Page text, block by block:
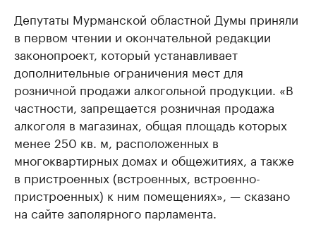
Депутаты Мурманской областной Думы приняли
в первом чтении и окончательной редакции
законопроект, который устанавливает
дополнительные ограничения мест для
розничной продажи алкогольной продукции. «В
частности, запрещается розничная продажа
алкоголя в магазинах, общая площадь которых
менее 250 кв. м, расположенных в
многоквартирных домах и общежитиях, а также
в пристроенных (встроенных, встроенно-
пристроенных) к ним помещениях», — сказано
на сайте заполярного парламента.